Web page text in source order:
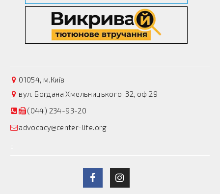
01054, м.Київ
вул. Богдана Хмельницького, 32, оф.29
(044) 234-93-20
advocacy@center-life.org